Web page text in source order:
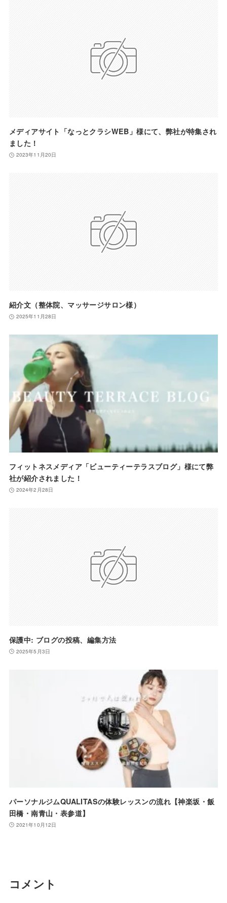
メディアサイト「なっとクラシWEB」様にて、弊社が特集され
ました！
2023年11月20日
紹介文（整体院、マッサージサロン様）
2025年11月28日
フィットネスメディア「ビューティーテラスブログ」様にて弊
社が紹介されました！
2024年2月28日
保護中: ブログの投稿、編集方法
2025年5月3日
パーソナルジムQUALITASの体験レッスンの流れ【神楽坂・飯
田橋・南青山・表参道】
2021年10月12日
コメント